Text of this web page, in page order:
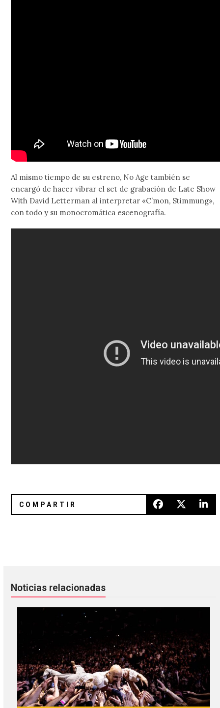
Al mismo tiempo de su estreno, No Age también se
encargó de hacer vibrar el set de grabación de Late Show
With David Letterman al interpretar «C’mon, Stimmung»,
con todo y su monocromática escenografía.
Noticias relacionadas